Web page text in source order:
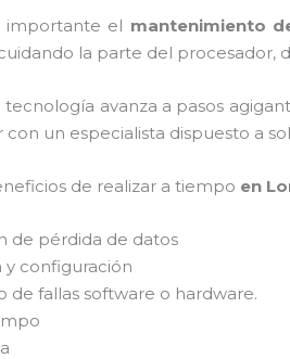
importante el mantenimiento
la parte del procesador,
tecnología avanza a pasos
con un especialista dispuesto a
de realizar a tiempo en
de pérdida de datos
y configuración
de fallas software o hardware.